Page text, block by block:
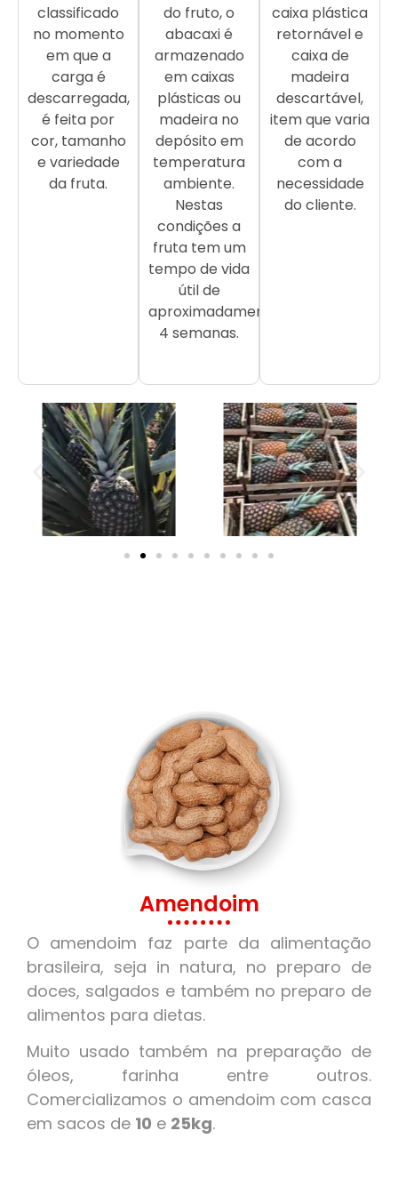
classificado
no momento
em que a
carga é
descarregada,
é feita por
cor, tamanho
e variedade
da fruta.
do fruto, o
abacaxi é
armazenado
em caixas
plásticas ou
madeira no
depósito em
temperatura
ambiente.
Nestas
condições a
fruta tem um
tempo de vida
útil de
aproximadamente
4 semanas.
caixa plástica
retornável e
caixa de
madeira
descartável,
item que varia
de acordo
com a
necessidade
do cliente.
Amendoim
O amendoim faz parte da alimentação
brasileira, seja in natura, no preparo de
doces, salgados e também no preparo de
alimentos para dietas.
Muito usado também na preparação de
óleos, farinha entre outros.
Comercializamos o amendoim com casca
em sacos de 10 e 25kg.